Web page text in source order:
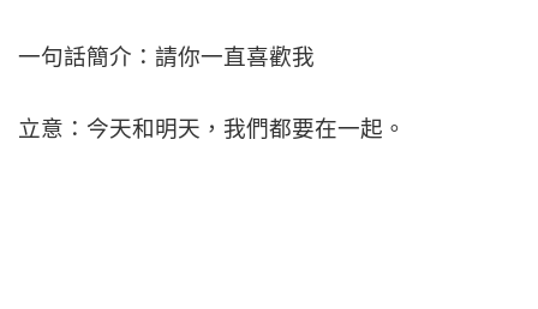
一句話簡介：請你一直喜歡我
立意：今天和明天，我們都要在一起。